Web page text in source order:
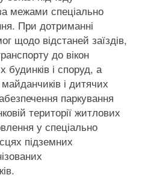
межами спеціально
При дотриманні
щодо відстаней заїздів,
до вікон
будинків і споруд, а
і дитячих
паркування
території житлових
у спеціально
підземних